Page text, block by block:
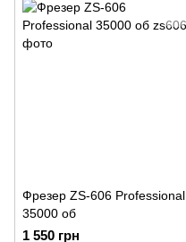
Фрезер ZS-606 Professional
35000 об
1 550 грн